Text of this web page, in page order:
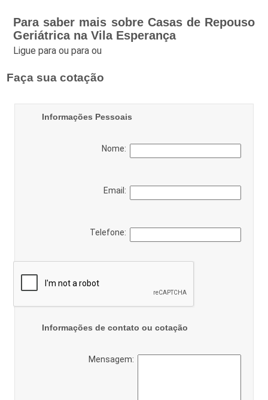
Para saber mais sobre Casas de Repouso
Geriátrica na Vila Esperança
Ligue paraou paraou
Faça sua cotação
Informações Pessoais
Nome:
Email:
Telefone:
Informações de contato ou cotação
Mensagem: